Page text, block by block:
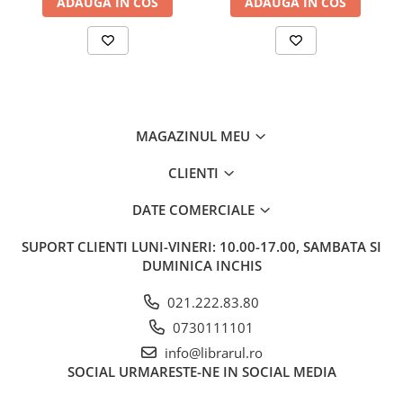
Memorii si jurnale
Moderna, contemporana
Alimentatie vegetariana
Bucatari celebri
MAGAZINUL MEU
CLIENTI
DATE COMERCIALE
SUPORT CLIENTI LUNI-VINERI: 10.00-17.00, SAMBATA SI
DUMINICA INCHIS
021.222.83.80
0730111101
info@librarul.ro
SOCIAL URMARESTE-NE IN SOCIAL MEDIA